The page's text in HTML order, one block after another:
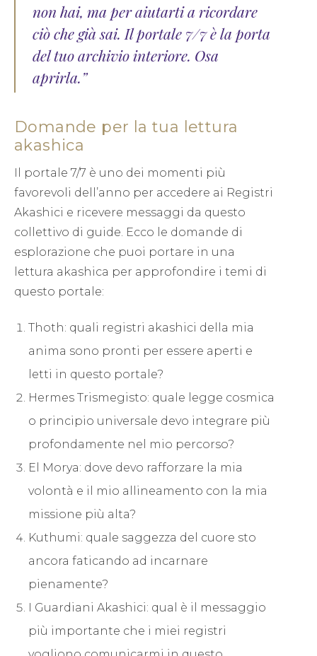
non hai, ma per aiutarti a ricordare
ciò che già sai. Il portale 7/7 è la porta
del tuo archivio interiore. Osa
aprirla.”
Domande per la tua lettura
akashica
Il portale 7/7 è uno dei momenti più
favorevoli dell’anno per accedere ai Registri
Akashici e ricevere messaggi da questo
collettivo di guide. Ecco le domande di
esplorazione che puoi portare in una
lettura akashica per approfondire i temi di
questo portale:
Thoth: quali registri akashici della mia
anima sono pronti per essere aperti e
letti in questo portale?
Hermes Trismegisto: quale legge cosmica
o principio universale devo integrare più
profondamente nel mio percorso?
El Morya: dove devo rafforzare la mia
volontà e il mio allineamento con la mia
missione più alta?
Kuthumi: quale saggezza del cuore sto
ancora faticando ad incarnare
pienamente?
I Guardiani Akashici: qual è il messaggio
più importante che i miei registri